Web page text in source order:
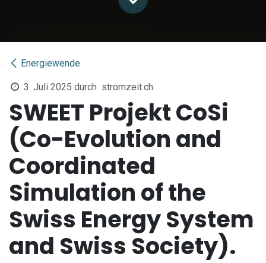
Energiewende
3. Juli 2025 durch stromzeit.ch
SWEET Projekt CoSi
(Co-Evolution and
Coordinated
Simulation of the
Swiss Energy System
and Swiss Society).